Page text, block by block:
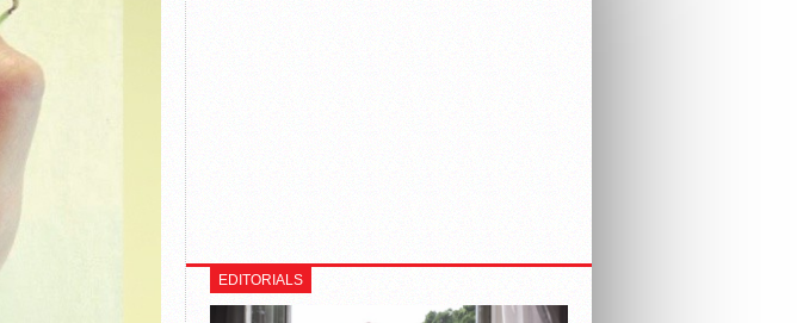
EDITORIALS